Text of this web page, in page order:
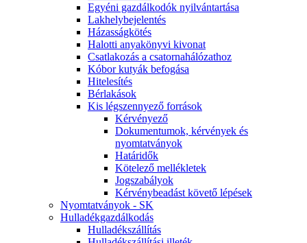
Egyéni gazdálkodók nyilvántartása
Lakhelybejelentés
Házasságkötés
Halotti anyakönyvi kivonat
Csatlakozás a csatornahálózathoz
Kóbor kutyák befogása
Hitelesítés
Bérlakások
Kis légszennyező források
Kérvényező
Dokumentumok, kérvények és
nyomtatványok
Határidők
Kötelező mellékletek
Jogszabályok
Kérvénybeadást követő lépések
Nyomtatványok - SK
Hulladékgazdálkodás
Hulladékszállítás